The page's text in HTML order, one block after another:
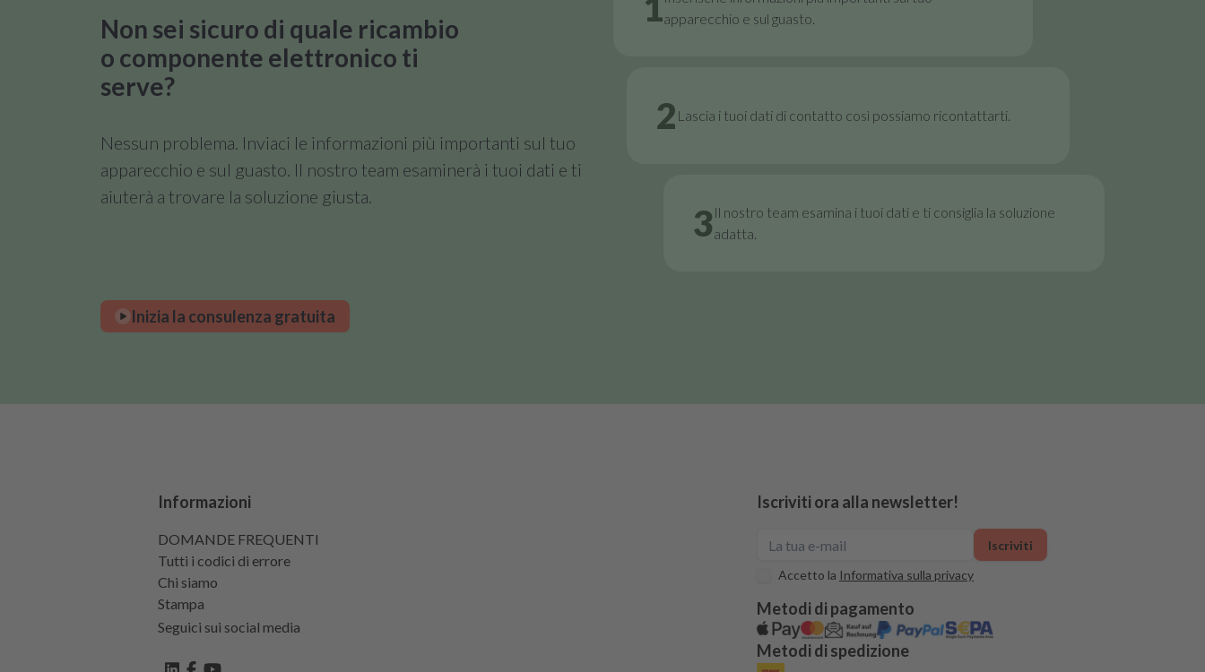
Non sei sicuro di quale ricambio
o componente elettronico ti
serve?
Nessun problema. Inviaci le informazioni più importanti sul tuo
apparecchio e sul guasto. Il nostro team esaminerà i tuoi dati e ti
aiuterà a trovare la soluzione giusta.
apparecchio e sul guasto.
2 Lascia i tuoi dati di contatto così possiamo ricontattarti.
3 Il nostro team esamina i tuoi dati e ti consiglia la soluzione
adatta.
Inizia la consulenza gratuita
Informazioni
DOMANDE FREQUENTI
Tutti i codici di errore
Chi siamo
Stampa
Seguici sui social media
Iscriviti ora alla newsletter!
Accetto la Informativa sulla privacy
Iscriviti
Metodi di pagamento
Metodi di spedizione